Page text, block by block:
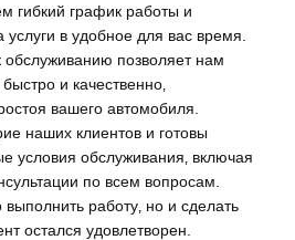
гибкий график работы и
услуги в удобное для вас время.
позволяет нам
и качественно‚
вашего автомобиля.
наших клиентов и готовы
условия обслуживания‚ включая
по всем вопросам.
работу‚ но и сделать
остался удовлетворен.